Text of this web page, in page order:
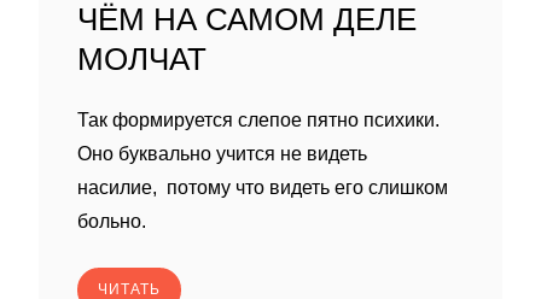
ЧЁМ НА САМОМ ДЕЛЕ
МОЛЧАТ
Так формируется слепое пятно психики.
Оно буквально учится не видеть
насилие, потому что видеть его слишком
больно.
ЧИТАТЬ